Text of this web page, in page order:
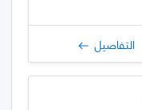
التفاصيل